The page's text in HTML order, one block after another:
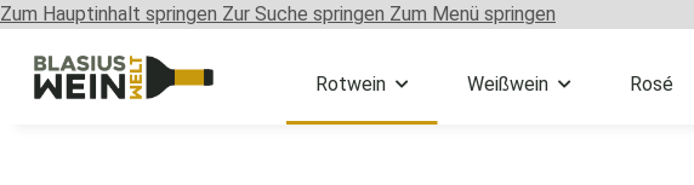
Zum Hauptinhalt springen Zur Suche springen Zum Menü springen
Rotwein Weißwein Rosé